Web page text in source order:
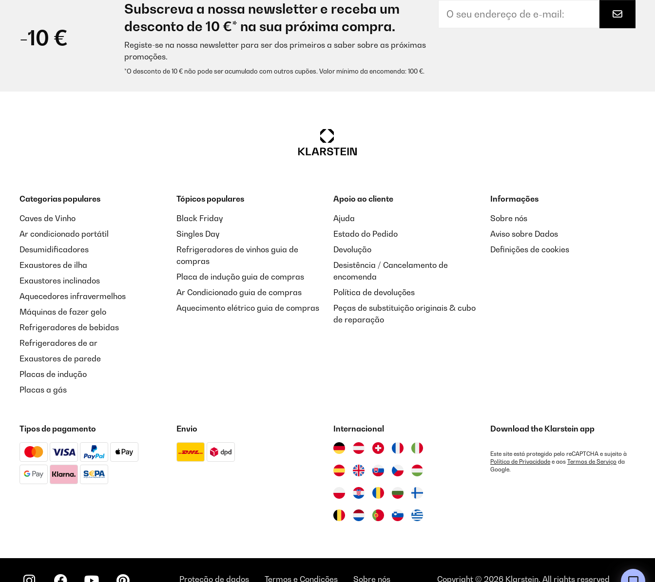
-10 €
Subscreva a nossa newsletter e receba um
desconto de 10 €* na sua próxima compra.
Registe-se na nossa newsletter para ser dos primeiros a saber sobre as próximas
promoções.
*O desconto de 10 € não pode ser acumulado com outros cupões. Valor mínimo da encomenda: 100 €.
Categorias populares
Caves de Vinho
Ar condicionado portátil
Desumidificadores
Exaustores de ilha
Exaustores inclinados
Aquecedores infravermelhos
Máquinas de fazer gelo
Refrigeradores de bebidas
Refrigeradores de ar
Exaustores de parede
Placas de indução
Placas a gás
Tópicos populares
Black Friday
Singles Day
Refrigeradores de vinhos guia de
compras
Placa de indução guia de compras
Ar Condicionado guia de compras
Aquecimento elétrico guia de compras
Apoio ao cliente
Ajuda
Estado do Pedido
Devolução
Desistência / Cancelamento de
encomenda
Política de devoluções
Peças de substituição originais & cubo
de reparação
Informações
Sobre nós
Aviso sobre Dados
Definições de cookies
Tipos de pagamento Envio Internacional Download the Klarstein app
Este site está protegido pelo reCAPTCHA e sujeito à
Política de Privacidade e aos Termos de Serviço da
Google.
Proteção de dados Termos e Condições Sobre nós Copyright © 2026 Klarstein. All rights reserved